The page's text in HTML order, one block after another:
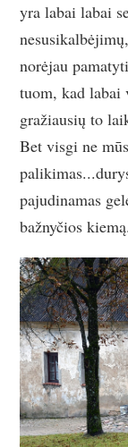
yra labai labai
norėjau
tuom, kad labai
gražiausių to
Bet visgi ne
pajudinamas
bažnyčios